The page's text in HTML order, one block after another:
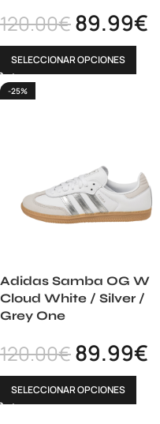
120.00€89.99€
SELECCIONAR OPCIONES
-25%
Adidas Samba OG W
Cloud White / Silver /
Grey One
120.00€89.99€
SELECCIONAR OPCIONES